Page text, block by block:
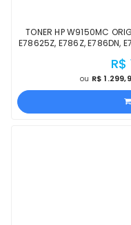
TONER HP W9150MC
E78625Z, E786Z, E786DN,
R$
ou R$